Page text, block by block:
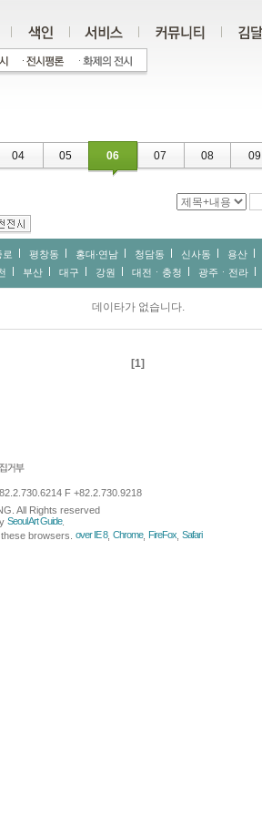
04 05 06 07 08 09
로 평창동 홍대∙연남 청담동 신사동 용산
부산 대구 강원 대전ㆍ충청 광주ㆍ전라
데이타가 없습니다.
[1]
F +82.2.730.9218
All Rights reserved
Seoul Art Guide.
browsers. over IE 8, Chrome, FireFox Safari